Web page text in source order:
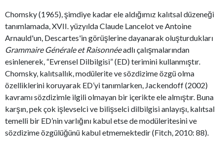
Chomsky (1965), şimdiye kadar ele aldığımız kalıtsal düzeneği
tanımlamada, XVII. yüzyılda Claude Lancelot ve Antoine
Arnauld'un, Descartes'in görüşlerine dayanarak oluşturdukları
Grammaire Générale et Raisonnéeadlı çalışmalarından
esinlenerek, “Evrensel Dilbilgisi” (ED) terimini kullanmıştır.
Chomsky, kalıtsallık, modülerite ve sözdizime özgü olma
özelliklerini koruyarak ED’yi tanımlarken, Jackendoff (2002)
kavramı sözdizimle ilgili olmayan bir içerikte ele almıştır. Buna
karşın, pek çok işlevselci ve bilişselci dilbilgisi anlayışı, kalıtsal
temelli bir ED’nin varlığını kabul etse de modüleritesini ve
sözdizime özgülüğünü kabul etmemektedir (Fitch, 2010: 88).